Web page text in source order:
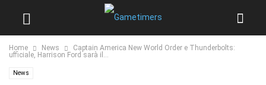
Home News
Captain America New World Order e Thunderbolts:
ufficiale, Harrison Ford sarà il...
News